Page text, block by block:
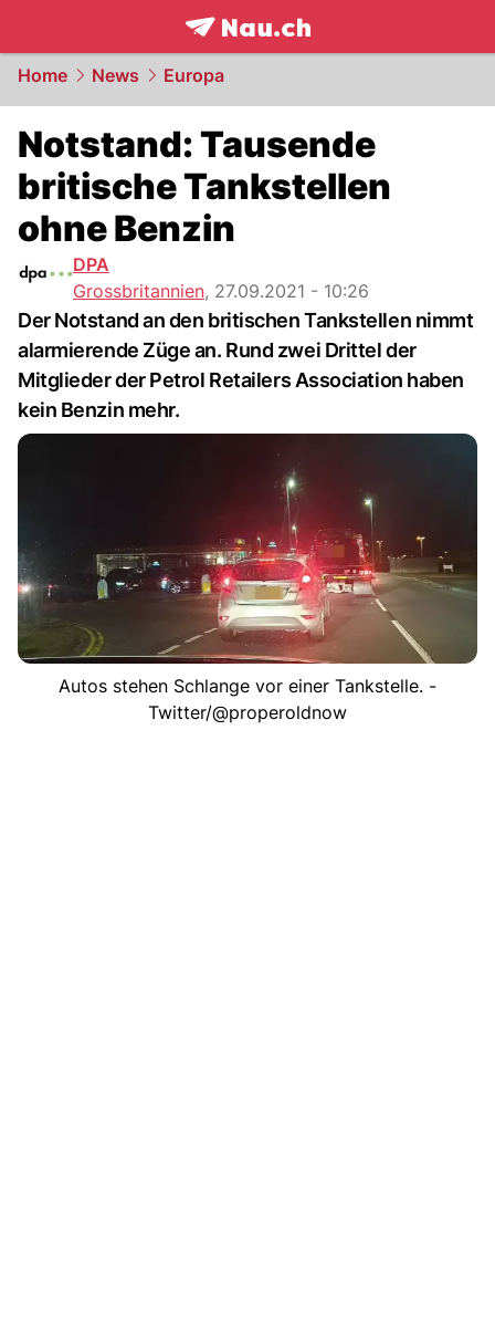
frontpage.NAU.ch
Home News Europa
Notstand: Tausende
britische Tankstellen
ohne Benzin
DPA
Grossbritannien, 27.09.2021 - 10:26
Der Notstand an den britischen Tankstellen nimmt
alarmierende Züge an. Rund zwei Drittel der
Mitglieder der Petrol Retailers Association haben
kein Benzin mehr.
Autos stehen Schlange vor einer Tankstelle. -
Twitter/@properoldnow